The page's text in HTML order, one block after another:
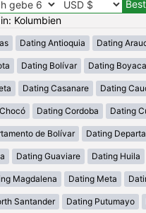
Kolumbien
Dating Antioquia Dating
Dating Bolívar Dating Boyaca
Dating Casanare Dating
Dating Cordoba Dating
de Bolívar Dating
Dating Guaviare Dating Huila
Magdalena Dating Meta
Santander Dating Putumayo